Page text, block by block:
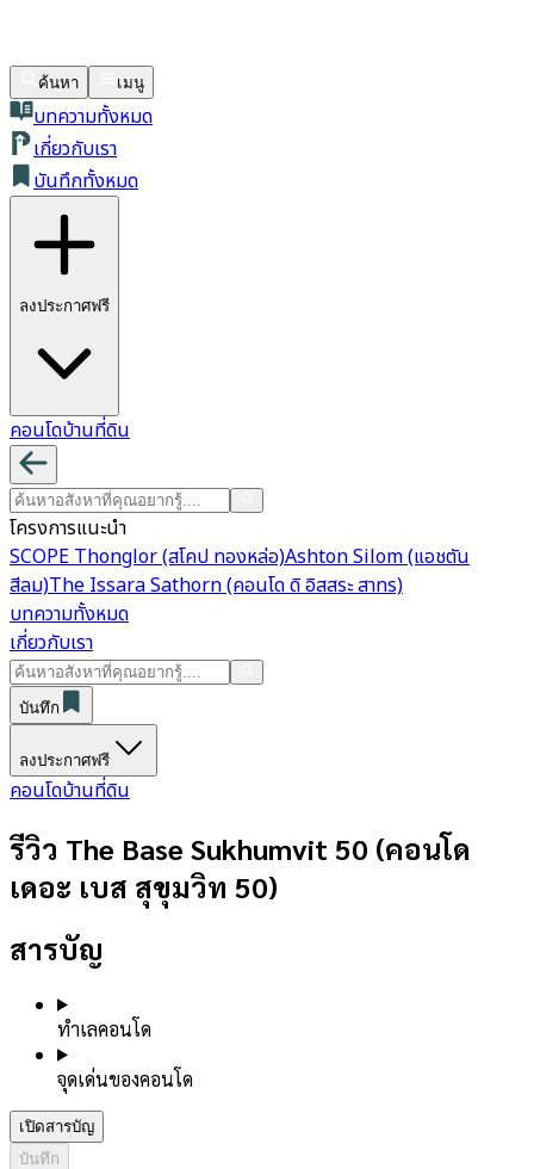
ค้นหา เมนู
บทความทั้งหมด
เกี่ยวกับเรา
บันทึกทั้งหมด
ลงประกาศฟรี
คอนโดบ้านที่ดิน
โครงการแนะนำ
SCOPE Thonglor (สโคป ทองหล่อ)Ashton Silom (แอชตัน
สีลม)The Issara Sathorn (คอนโด ดิ อิสสระ สาทร)
บทความทั้งหมด
เกี่ยวกับเรา
บันทึก
ลงประกาศฟรี
คอนโดบ้านที่ดิน
รีวิว The Base Sukhumvit 50 (คอนโด
เดอะ เบส สุขุมวิท 50)
สารบัญ
ทำเลคอนโด
จุดเด่นของคอนโด
เปิดสารบัญ
บันทึก